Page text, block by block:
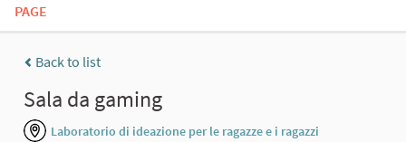
PAGE
Back to list
Sala da gaming
Laboratorio di ideazione per le ragazze e i ragazzi